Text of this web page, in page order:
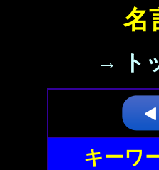
名
→ ト
キーワ